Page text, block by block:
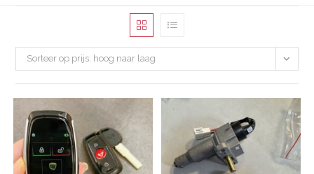
Sorteer op prijs: hoog naar laag